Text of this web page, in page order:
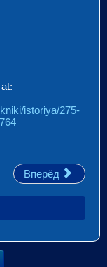
istoriya/275-
Вперёд